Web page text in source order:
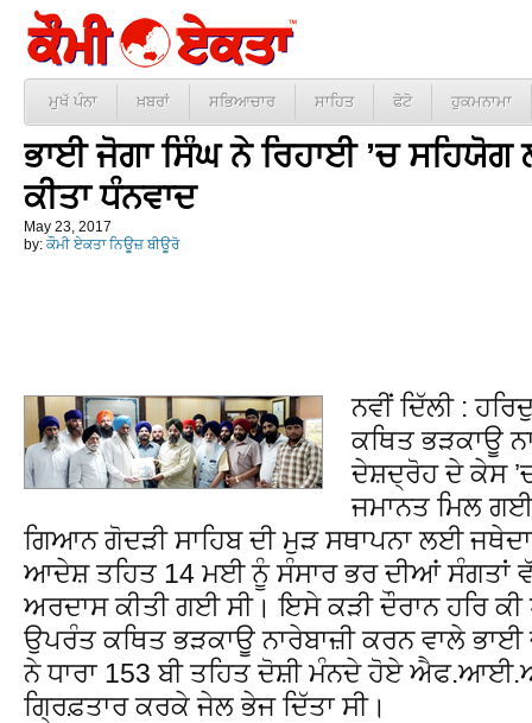
ਮੁਖੱ ਪੰਨਾ ਖ਼ਬਰਾਂ ਸਭਿਆਚਾਰ ਸਾਹਿਤ ਫੋਟੋ ਹੁਕਮਨਾਮਾ
ਭਾਈ ਜੋਗਾ ਸਿੰਘ ਨੇ ਰਿਹਾਈ ’ਚ ਸਹਿਯੋਗ
ਕੀਤਾ ਧੰਨਵਾਦ
May 23, 2017
by: ਕੌਮੀ ਏਕਤਾ ਨਿਊਜ਼ ਬੀਊਰੋ
ਨਵੀਂ ਦਿੱਲੀ :
ਕਥਿਤ ਭੜਕਾਊ
ਦੇਸ਼ਦ੍ਰੋਹ ਦੇ ਕੇਸ
ਜਮਾਨਤ ਮਿਲ
ਗਿਆਨ ਗੋਦੜੀ ਸਾਹਿਬ ਦੀ ਮੁੜ ਸਥਾਪਨਾ ਲਈ
ਆਦੇਸ਼ ਤਹਿਤ 14 ਮਈ ਨੂੰ ਸੰਸਾਰ ਭਰ ਦੀਆਂ ਸੰਗਤਾਂ
ਅਰਦਾਸ ਕੀਤੀ ਗਈ ਸੀ। ਇਸੇ ਕੜੀ ਦੌਰਾਨ ਹਰਿ
ਉਪਰੰਤ ਕਥਿਤ ਭੜਕਾਊ ਨਾਰੇਬਾਜ਼ੀ ਕਰਨ ਵਾਲੇ
ਨੇ ਧਾਰਾ 153 ਬੀ ਤਹਿਤ ਦੋਸ਼ੀ ਮੰਨਦੇ ਹੋਏ
ਗ੍ਰਿਫ਼ਤਾਰ ਕਰਕੇ ਜੇਲ ਭੇਜ ਦਿੱਤਾ ਸੀ।